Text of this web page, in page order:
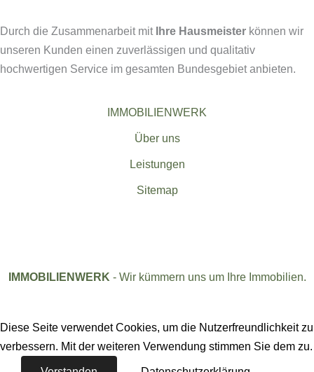
Durch die Zusammenarbeit mit Ihre Hausmeister können wir
unseren Kunden einen zuverlässigen und qualitativ
hochwertigen Service im gesamten Bundesgebiet anbieten.
IMMOBILIENWERK
Über uns
Leistungen
Sitemap
IMMOBILIENWERK - Wir kümmern uns um Ihre Immobilien.
Diese Seite verwendet Cookies, um die Nutzerfreundlichkeit zu
verbessern. Mit der weiteren Verwendung stimmen Sie dem zu.